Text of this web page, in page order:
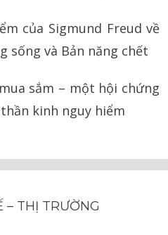
của Sigmund Freud về
sống và Bản năng chết
sắm – một hội chứng
kinh nguy hiểm
– THỊ TRƯỜNG